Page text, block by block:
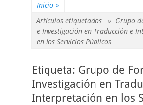
Inicio »
Artículos etiquetados » Grupo
e Investigación en Traducción e
en los Servicios Públicos
Etiqueta: Grupo de
Investigación en
Interpretación en los